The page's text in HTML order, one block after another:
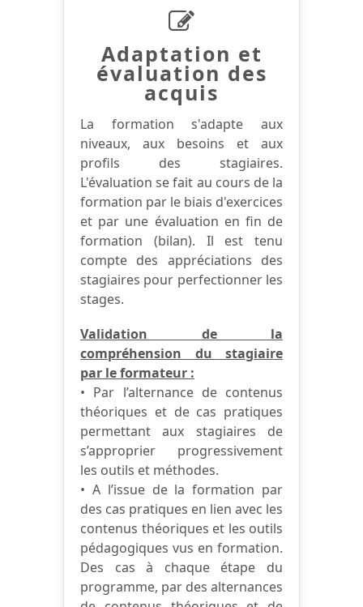
Adaptation et
évaluation des
acquis
La formation s'adapte aux
niveaux, aux besoins et aux
profils des stagiaires.
L'évaluation se fait au cours de la
formation par le biais d'exercices
et par une évaluation en fin de
formation (bilan). Il est tenu
compte des appréciations des
stagiaires pour perfectionner les
stages.
Validation de la
compréhension du stagiaire
par le formateur :
• Par l’alternance de contenus
théoriques et de cas pratiques
permettant aux stagiaires de
s’approprier progressivement
les outils et méthodes.
• A l’issue de la formation par
des cas pratiques en lien avec les
contenus théoriques et les outils
pédagogiques vus en formation.
Des cas à chaque étape du
programme, par des alternances